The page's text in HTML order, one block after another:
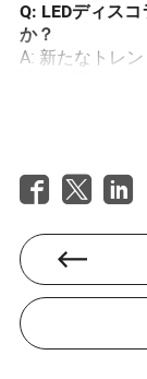
Q: LEDディス
か？
A: 新たなトレ
カイラン・
可能性の実践